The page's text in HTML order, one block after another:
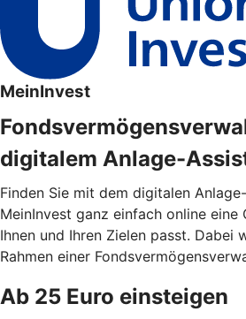
MeinInvest
digitalem Anlage-
Finden Sie mit dem digitalen
MeinInvest ganz einfach online eine
Ihnen und Ihren Zielen passt. Dabei
Rahmen einer
Ab 25 Euro einsteigen